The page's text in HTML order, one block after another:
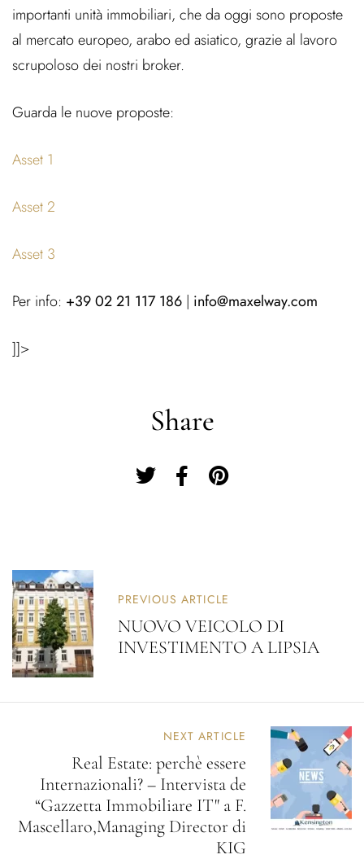
importanti unità immobiliari, che da oggi sono proposte
al mercato europeo, arabo ed asiatico, grazie al lavoro
scrupoloso dei nostri broker.
Guarda le nuove proposte:
Asset 1
Asset 2
Asset 3
Per info: +39 02 21 117 186 | info@maxelway.com
]]>
Share
PREVIOUS ARTICLE
NUOVO VEICOLO DI
INVESTIMENTO A LIPSIA
NEXT ARTICLE
Real Estate: perchè essere
Internazionali? – Intervista de
“Gazzetta Immobiliare IT" a F.
Mascellaro,Managing Director di
KIG